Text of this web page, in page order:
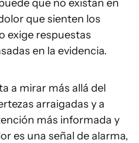
que no existan en
que sienten los
exige respuestas
en la evidencia.
a mirar más allá del
arraigadas y a
más informada y
es una señal de alarma,